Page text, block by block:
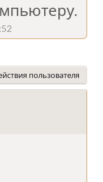
пользователя